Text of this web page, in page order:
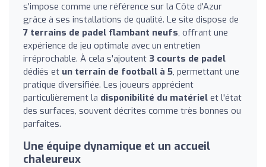
s'impose comme une référence sur la Côte d'Azur
grâce à ses installations de qualité. Le site dispose de
7 terrains de padel flambant neufs, offrant une
expérience de jeu optimale avec un entretien
irréprochable. À cela s'ajoutent 3 courts de padel
dédiés et un terrain de football à 5, permettant une
pratique diversifiée. Les joueurs apprécient
particulièrement la disponibilité du matériel et l'état
des surfaces, souvent décrites comme très bonnes ou
parfaites.
Une équipe dynamique et un accueil
chaleureux